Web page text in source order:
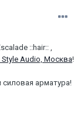
::hair:: ,
Style Audio, Москва!
арматура!